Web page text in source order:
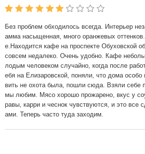
Без проблем обходилось всегда. Интерьер
амма насыщенная, много оранжевых
е.Находится кафе на проспекте Обуховской
совсем недалеко. Очень удобно. Кафе
лодым человеком случайно, когда после
ебя на Елизаровской, поняли, что дома особо
вить не охота была, пошли сюда. Взяли себе
мы любим. Мясо хорошо прожарено, вкус у
равы, карри и чеснок чувствуются, и это все
ами. Теперь часто туда заходим.